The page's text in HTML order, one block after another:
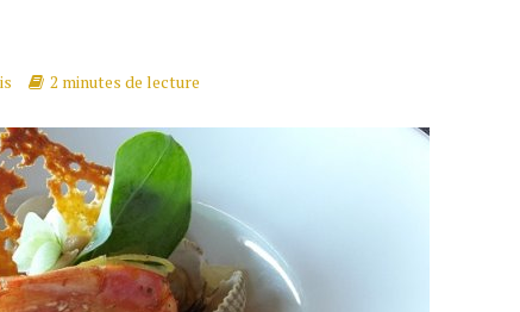
2 minutes de lecture